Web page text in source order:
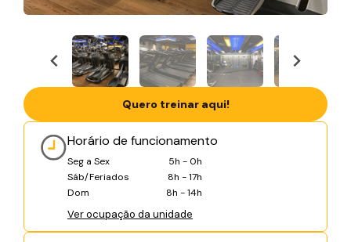
Horário de funcionamento
Seg a Sex
5h - 0h
Sáb/Feriados
8h - 17h
Dom
8h - 14h
Ver ocupação da unidade
Quero treinar aqui!